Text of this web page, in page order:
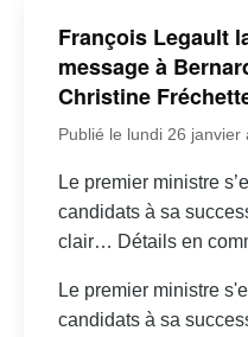
François Legault
message à
Christine
Publié le lundi 26 janvier
Le premier ministre
candidats à sa
clair… Détails en
Le premier ministre
candidats à sa